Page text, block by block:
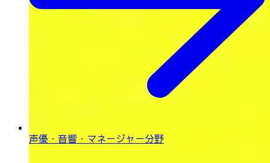
声優・音響・ マネージャー分野